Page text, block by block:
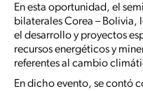
En esta oportunidad, el
bilaterales Corea –
el desarrollo y proyectos
recursos energéticos y
referentes al cambio
En dicho evento, se contó